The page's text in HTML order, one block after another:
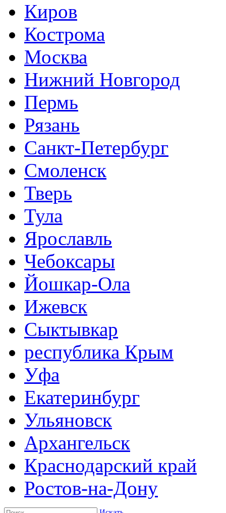
Киров
Кострома
Москва
Нижний Новгород
Пермь
Рязань
Санкт-Петербург
Смоленск
Тверь
Тула
Ярославль
Чебоксары
Йошкар-Ола
Ижевск
Сыктывкар
республика Крым
Уфа
Екатеринбург
Ульяновск
Архангельск
Краснодарский край
Ростов-на-Дону